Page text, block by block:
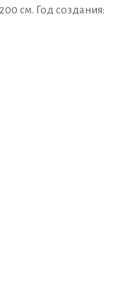
см. Год создания: